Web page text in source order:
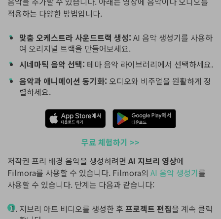
적용하는 다양한 방법입니다.
맞춤 오케스트라 사운드트랙 생성: AI 음악 생성기를 사용하
여 오리지널 트랙을 만들어보세요.
시네마틱 음악 선택: 테마 음악 라이브러리에서 선택하세요.
음악과 애니메이션 동기화: 오디오와 비주얼을 원활하게 정
렬하세요.
무료 체험하기 >>
저작권 프리 배경 음악을 생성하려면AI 지브리 영상에
Filmora를 사용할 수 있습니다. Filmora의 AI 음악 생성기를
사용할 수 있습니다. 단계는 다음과 같습니다:
지브리 아트 비디오를 생성한 후 프로젝트 편집을 계속 클릭